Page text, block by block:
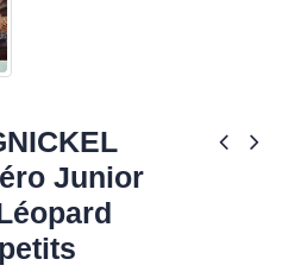
Junior